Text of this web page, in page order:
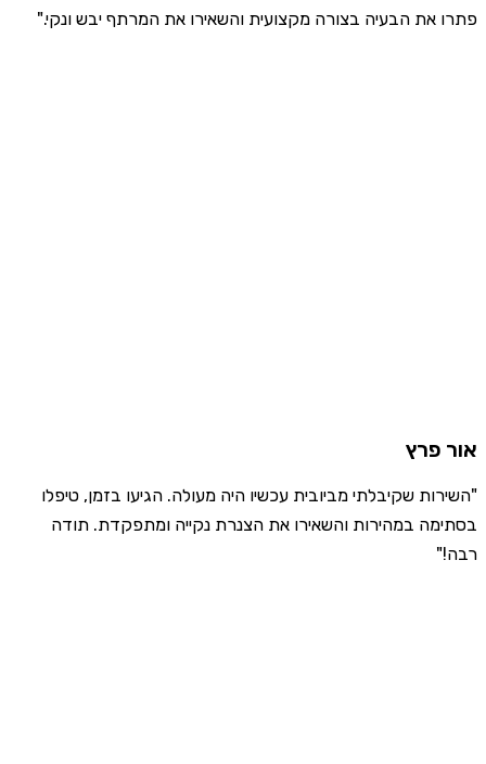
פתרו את הבעיה בצורה מקצועית והשאירו את המרתף יבש ונקי."
אור פרץ
"השירות שקיבלתי מביובית עכשיו היה מעולה. הגיעו בזמן, טיפלו
בסתימה במהירות והשאירו את הצנרת נקייה ומתפקדת. תודה
רבה!"